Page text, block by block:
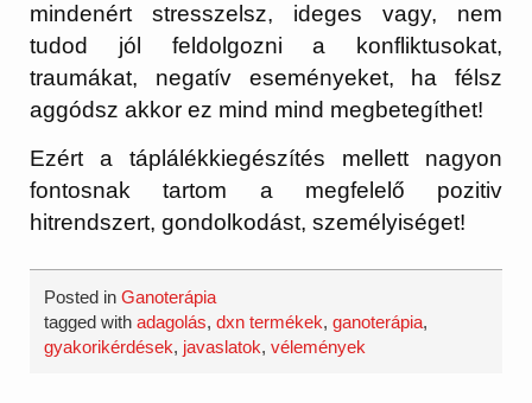
mindenért stresszelsz, ideges vagy, nem
tudod jól feldolgozni a konfliktusokat,
traumákat, negatív eseményeket, ha félsz
aggódsz akkor ez mind mind megbetegíthet!
Ezért a táplálékkiegészítés mellett nagyon
fontosnak tartom a megfelelő pozitiv
hitrendszert, gondolkodást, személyiséget!
Posted inGanoterápia
tagged withadagolás,dxn termékek,ganoterápia,
gyakorikérdések, javaslatok,vélemények